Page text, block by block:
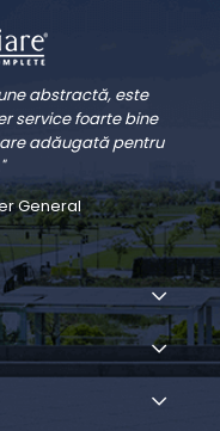
abstractă, este
service foarte bine
adăugată pentru
General